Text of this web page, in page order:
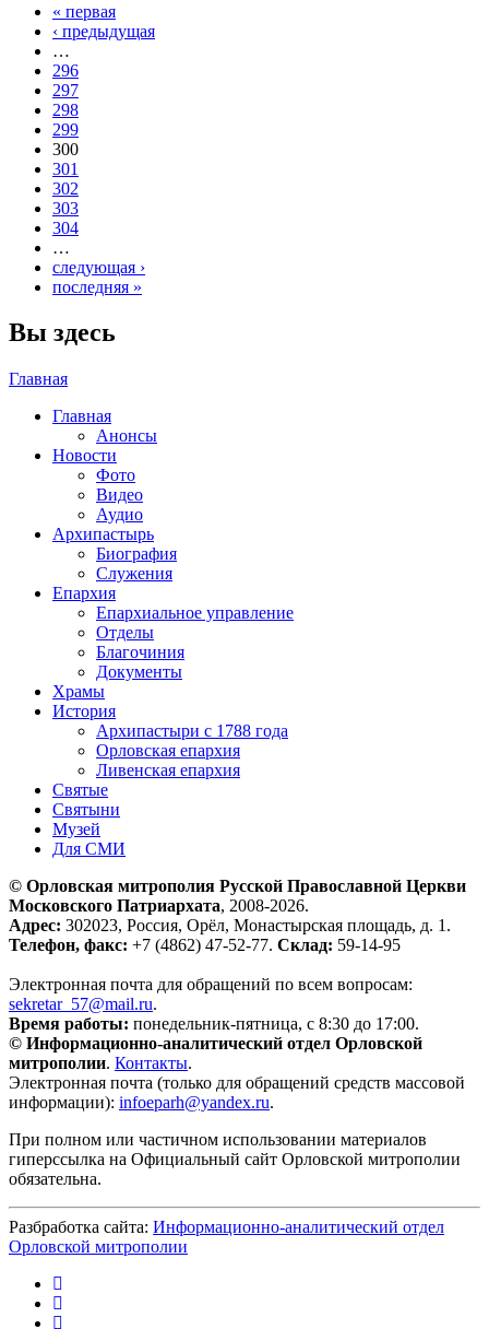
« первая
‹ предыдущая
…
296
297
298
299
300
301
302
303
304
…
следующая ›
последняя »
Вы здесь
Главная
Главная
Анонсы
Новости
Фото
Видео
Аудио
Архипастырь
Биография
Служения
Епархия
Епархиальное управление
Отделы
Благочиния
Документы
Храмы
История
Архипастыри с 1788 года
Орловская епархия
Ливенская епархия
Святые
Святыни
Музей
Для СМИ
© Орловская митрополия Русской Православной Церкви
Московского Патриархата, 2008-2026.
Адрес: 302023, Россия, Орёл, Монастырская площадь, д. 1.
Телефон, факс: +7 (4862) 47-52-77. Склад: 59-14-95
Электронная почта для обращений по всем вопросам:
sekretar_57@mail.ru.
Время работы: понедельник-пятница, с 8:30 до 17:00.
© Информационно-аналитический отдел Орловской
митрополии. Контакты.
Электронная почта (только для обращений средств массовой
информации): infoeparh@yandex.ru.
При полном или частичном использовании материалов
гиперссылка на Официальный сайт Орловской митрополии
обязательна.
Разбработка сайта: Информационно-аналитический отдел
Орловской митрополии